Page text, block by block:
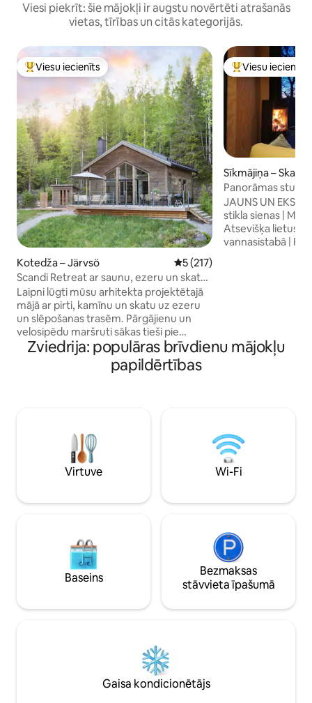
Viesi piekrīt: šie mājokļi ir augstu novērtēti atrašanās
vietas, tīrības un citās kategorijās.
Populārs viesu iecienīts mājoklis
Viesu iecienīts
Kotedža – Järvsö Vidējais vērtējums: 5 no 5,
5 (217)
Scandi Retreat ar saunu, ezeru un skatu
uz slēpošanas trasēm
Laipni lūgti mūsu arhitekta projektētajā
mājā ar pirti, kamīnu un skatu uz ezeru
un slēpošanas trasēm. Pārgājienu un
velosipēdu maršruti sākas tieši pie
mājokļa, un vasarā pie ezera ir privāta
piestātne un airu laiva. Slēpošanas
kūrorts atrodas nedaudz vairāk nekā
bezmaksas elektrisko transportlīdzekļu
laikraksti to ir atzinuši par vienu no
iecienītākajiem Airbnb mājokļiem.
Populārs viesu
Viesu iecienīts
Sīkmājiņa –
Panorāmas
un kamīns
JAUNS UN
stikla sienas |
Atsevišķa lietus
vannasistabā |
piederumu un
Jūsu personīgais
Zviedrija: populāras brīvdienu mājokļu
papildērtības
Virtuve Wi-Fi
Baseins
Bezmaksas
stāvvieta īpašumā
Gaisa kondicionētājs